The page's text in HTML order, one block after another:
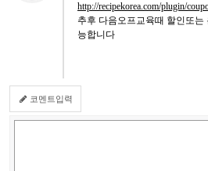
http://recipekorea.com/plugin/
추후 다음오프교육때 할인또
능합니다
코멘트입력